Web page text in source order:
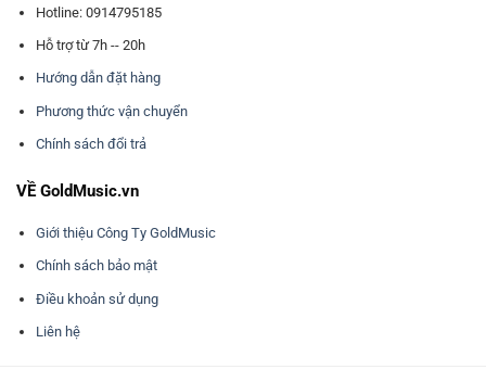
Hotline: 0914795185
Hỗ trợ từ 7h -- 20h
Hướng dẫn đặt hàng
Phương thức vận chuyển
Chính sách đổi trả
VỀ GoldMusic.vn
Giới thiệu Công Ty GoldMusic
Chính sách bảo mật
Điều khoản sử dụng
Liên hệ